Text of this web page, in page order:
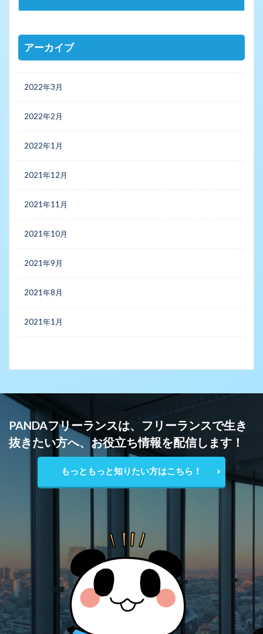
アーカイブ
2022年3月
2022年2月
2022年1月
2021年12月
2021年11月
2021年10月
2021年9月
2021年8月
2021年1月
PANDAフリーランスは、フリーランスで生き
抜きたい方へ、お役立ち情報を配信します！
もっともっと知りたい方はこちら！